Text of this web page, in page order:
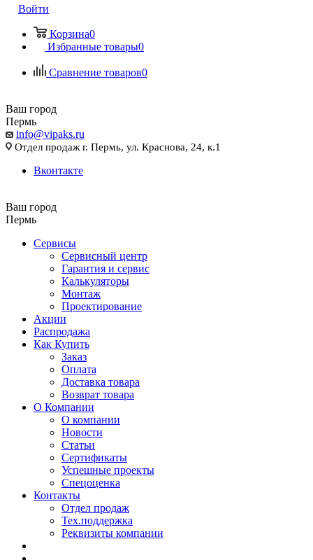
Войти
Корзина0
Избранные товары0
Сравнение товаров0
Ваш город
Пермь
info@vipaks.ru
Отдел продаж г. Пермь, ул. Краснова, 24, к.1
Вконтакте
Ваш город
Пермь
Сервисы
Сервисный центр
Гарантия и сервис
Калькуляторы
Монтаж
Проектирование
Акции
Распродажа
Как Купить
Заказ
Оплата
Доставка товара
Возврат товара
О Компании
О компании
Новости
Статьи
Сертификаты
Успешные проекты
Спецоценка
Контакты
Отдел продаж
Тех.поддержка
Реквизиты компании